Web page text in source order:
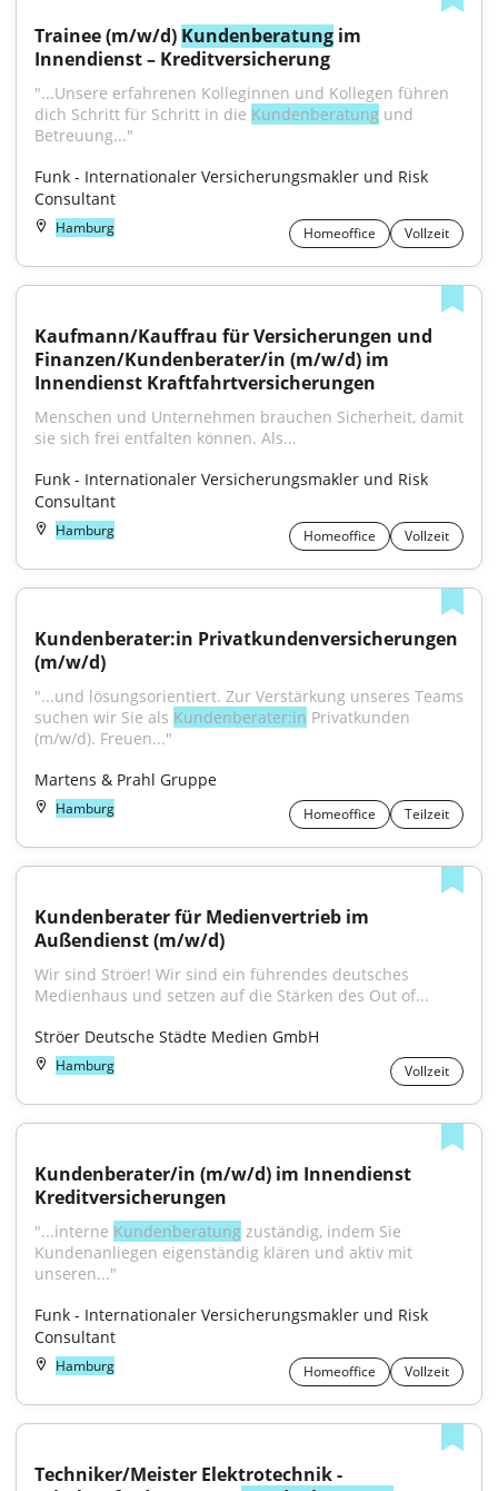
Trainee (m/w/d) Kundenberatung im
Innendienst – Kreditversicherung
"...Unsere erfahrenen Kolleginnen und Kollegen führen
dich Schritt für Schritt in die Kundenberatung und
Betreuung..."
Funk - Internationaler Versicherungsmakler und Risk
Consultant
Hamburg Homeoffice Vollzeit
Kaufmann/Kauffrau für Versicherungen und
Finanzen/Kundenberater/in (m/w/d) im
Innendienst Kraftfahrtversicherungen
Menschen und Unternehmen brauchen Sicherheit, damit
sie sich frei entfalten können. Als...
Funk - Internationaler Versicherungsmakler und Risk
Consultant
Hamburg Homeoffice Vollzeit
Kundenberater:in Privatkundenversicherungen
(m/w/d)
"...und lösungsorientiert. Zur Verstärkung unseres Teams
suchen wir Sie als Kundenberater:in Privatkunden
(m/w/d). Freuen..."
Martens & Prahl Gruppe
Hamburg Homeoffice Teilzeit
Kundenberater für Medienvertrieb im
Außendienst (m/w/d)
Wir sind Ströer! Wir sind ein führendes deutsches
Medienhaus und setzen auf die Stärken des Out of...
Ströer Deutsche Städte Medien GmbH
Hamburg Vollzeit
Kundenberater/in (m/w/d) im Innendienst
Kreditversicherungen
"...interne Kundenberatung zuständig, indem Sie
Kundenanliegen eigenständig klären und aktiv mit
unseren..."
Funk - Internationaler Versicherungsmakler und Risk
Consultant
Hamburg Homeoffice Vollzeit
Techniker/Meister Elektrotechnik -